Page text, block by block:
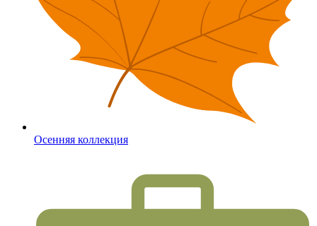
Осенняя коллекция